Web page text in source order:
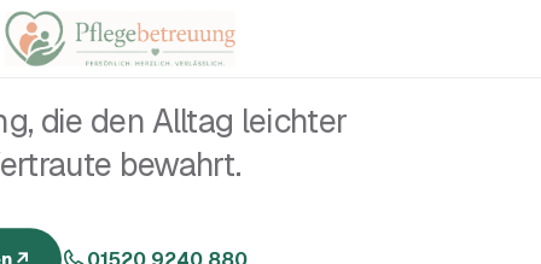
die den Alltag leichter
bewahrt.